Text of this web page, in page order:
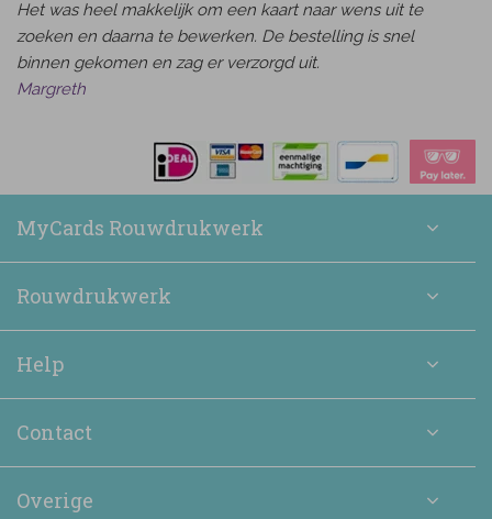
Het was heel makkelijk om een kaart naar wens uit te
zoeken en daarna te bewerken. De bestelling is snel
binnen gekomen en zag er verzorgd uit.
Margreth
MyCards Rouwdrukwerk
Rouwdrukwerk
Help
Contact
Overige